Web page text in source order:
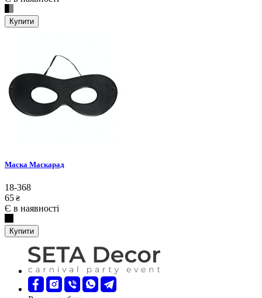
Купити
Маска Маскарад
18-368
65 ₴
Є в наявності
Купити